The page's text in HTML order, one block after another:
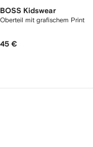
BOSS Kidswear
Oberteil mit grafischem Print
45 €